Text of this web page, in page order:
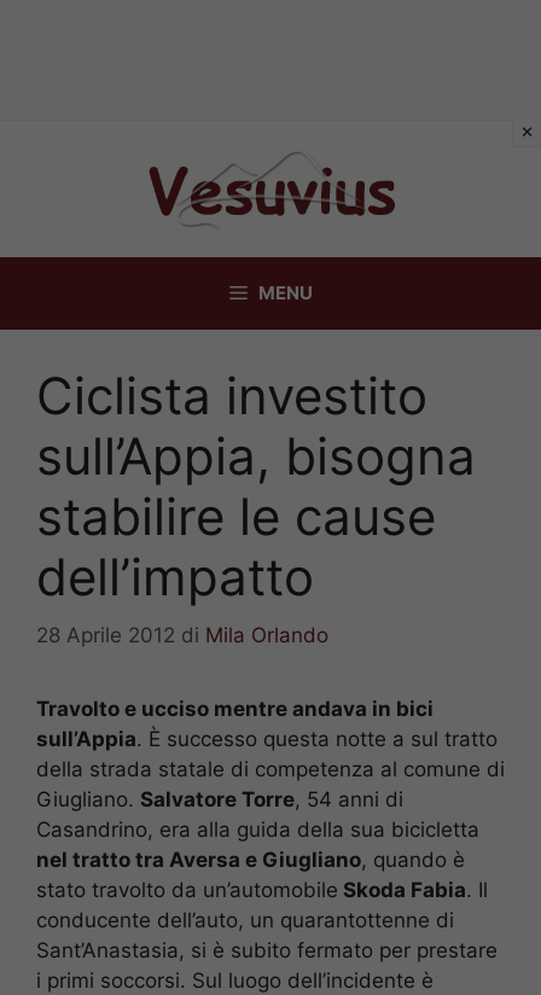
MENU
Ciclista investito
sull’Appia, bisogna
stabilire le cause
dell’impatto
28 Aprile 2012 di Mila Orlando
Travolto e ucciso mentre andava in bici
sull’Appia. È successo questa notte a sul tratto
della strada statale di competenza al comune di
Giugliano. Salvatore Torre, 54 anni di
Casandrino, era alla guida della sua bicicletta
nel tratto tra Aversa e Giugliano, quando è
stato travolto da un’automobile Skoda Fabia. Il
conducente dell’auto, un quarantottenne di
Sant’Anastasia, si è subito fermato per prestare
i primi soccorsi. Sul luogo dell’incidente è